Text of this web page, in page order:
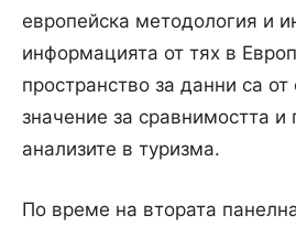
европейска методология и
информацията от тях в
пространство за данни са
значение за сравнимостта и
анализите в туризма.
По време на втората